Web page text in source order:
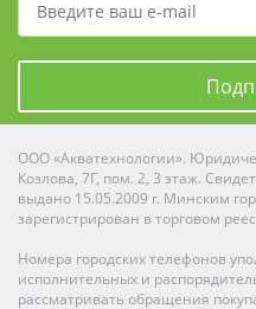
ООО «Акватехнологии».
Козлова, 7Г, пом. 2, 3 этаж.
выдано 15.05.2009 г. Минским
зарегистрирован в торговом
Номера городских телефонов
исполнительных и
рассматривать обращения